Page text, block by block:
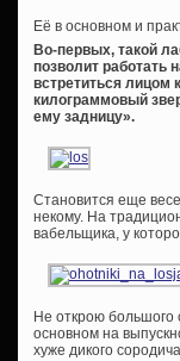
Её в основном и
Во-первых, такой
позволит работать
встретиться лицом
килограммовый
ему задницу».
Становится еще
некому. На
вабельщика, у
Не открою большого
основном на
хуже дикого